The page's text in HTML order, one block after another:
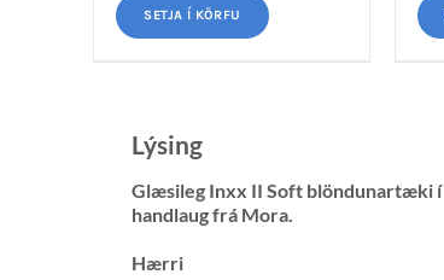
Lýsing
Glæsileg Inxx II Soft blöndunartæki í
handlaug frá Mora.
Hærri
SETJA Í KÖRFU